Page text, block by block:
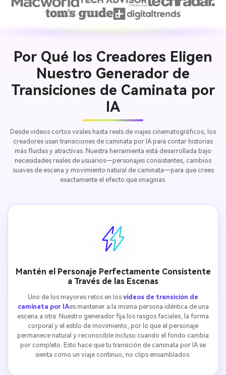
Por Qué los Creadores Eligen
Nuestro Generador de
Transiciones de Caminata por
IA
Desde videos cortos virales hasta reels de viajes cinematográficos, los
creadores usan transiciones de caminata por IA para contar historias
más fluidas y atractivas. Nuestra herramienta está desarrollada bajo
necesidades reales de usuarios—personajes consistentes, cambios
suaves de escena y movimiento natural de caminata—para que crees
exactamente el efecto que imaginas.
Mantén el Personaje Perfectamente Consistente
a Través de las Escenas
Uno de los mayores retos en los videos de transición de
caminata por IAes mantener a la misma persona idéntica de una
escena a otra. Nuestro generador fija los rasgos faciales, la forma
corporal y el estilo de movimiento, por lo que el personaje
permanece natural y reconocible incluso cuando el fondo cambia
por completo. Esto hace que tu transición de caminata por IA se
sienta como un viaje continuo, no clips ensamblados.